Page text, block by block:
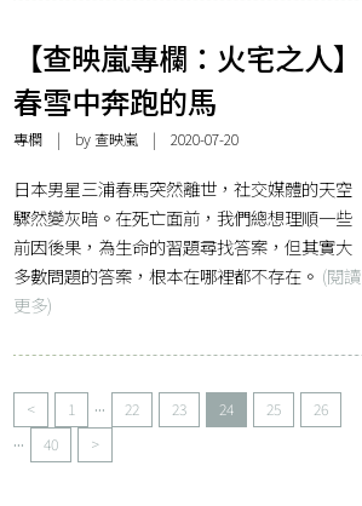
【查映嵐專欄：火宅之人】
春雪中奔跑的馬
專欄 | by查映嵐 | 2020-07-20
日本男星三浦春馬突然離世，社交媒體的天空
驟然變灰暗。在死亡面前，我們總想理順一些
前因後果，為生命的習題尋找答案，但其實大
多數問題的答案，根本在哪裡都不存在。 (閱讀
更多)
< 1 ... 22 23 24 25 26
... 40 >